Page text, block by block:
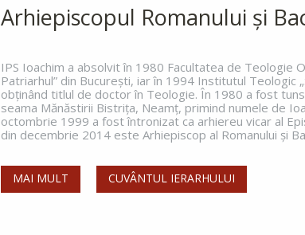
Arhiepiscopul Romanului și
IPS Ioachim a absolvit în 1980 Facultatea de Teologie
Patriarhul” din Bucureşti, iar în 1994 Institutul Teologic
obţinând titlul de doctor în Teologie. În 1980 a fost
seama Mănăstirii Bistriţa, Neamţ, primind numele de
octombrie 1999 a fost întronizat ca arhiereu vicar al
din decembrie 2014 este Arhiepiscop al Romanului și
MAI MULT CUVÂNTUL IERARHULUI